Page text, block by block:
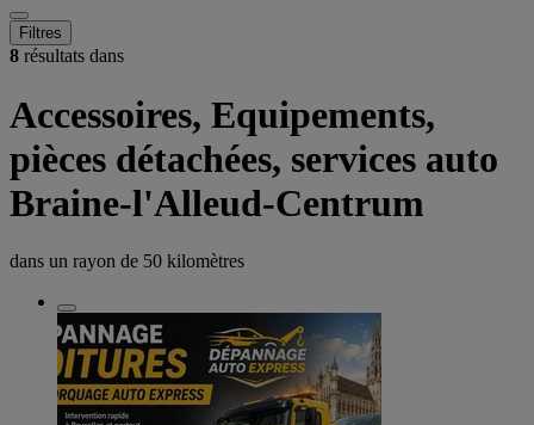
Filtres
8 résultats dans
Accessoires, Equipements,
pièces détachées, services auto
Braine-l'Alleud-Centrum
dans un rayon de 50 kilomètres